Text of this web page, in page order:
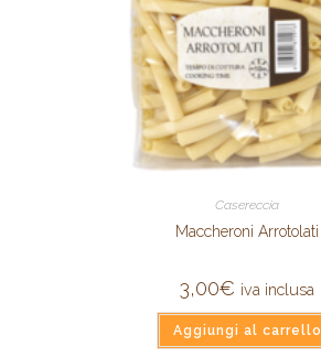
Casereccia
Maccheroni Arrotolati
3,00€ iva inclusa
Aggiungi al carrello